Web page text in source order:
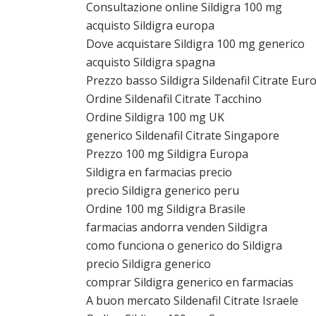
Consultazione online Sildigra 100 mg
acquisto Sildigra europa
Dove acquistare Sildigra 100 mg generico
acquisto Sildigra spagna
Prezzo basso Sildigra Sildenafil Citrate
Ordine Sildenafil Citrate Tacchino
Ordine Sildigra 100 mg UK
generico Sildenafil Citrate Singapore
Prezzo 100 mg Sildigra Europa
Sildigra en farmacias precio
precio Sildigra generico peru
Ordine 100 mg Sildigra Brasile
farmacias andorra venden Sildigra
como funciona o generico do Sildigra
precio Sildigra generico
comprar Sildigra generico en farmacias
A buon mercato Sildenafil Citrate Israele